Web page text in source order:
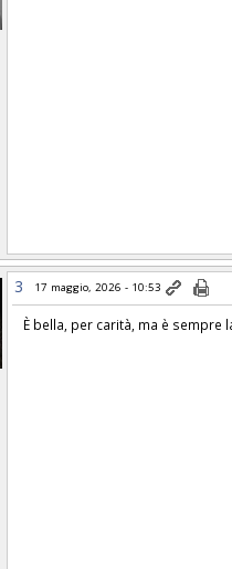
3 17 maggio, 2026 - 10:53
È bella, per carità, ma è sempre